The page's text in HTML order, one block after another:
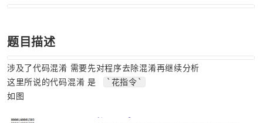
题目描述
涉及了代码混淆 需要先对程序去除混淆再继续分析
这里所说的代码混淆 是
`花指令`
如图